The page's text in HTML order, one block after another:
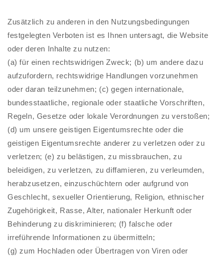
Zusätzlich zu anderen in den Nutzungsbedingungen
festgelegten Verboten ist es Ihnen untersagt, die Website
oder deren Inhalte zu nutzen:
(a) für einen rechtswidrigen Zweck; (b) um andere dazu
aufzufordern, rechtswidrige Handlungen vorzunehmen
oder daran teilzunehmen; (c) gegen internationale,
bundesstaatliche, regionale oder staatliche Vorschriften,
Regeln, Gesetze oder lokale Verordnungen zu verstoßen;
(d) um unsere geistigen Eigentumsrechte oder die
geistigen Eigentumsrechte anderer zu verletzen oder zu
verletzen; (e) zu belästigen, zu missbrauchen, zu
beleidigen, zu verletzen, zu diffamieren, zu verleumden,
herabzusetzen, einzuschüchtern oder aufgrund von
Geschlecht, sexueller Orientierung, Religion, ethnischer
Zugehörigkeit, Rasse, Alter, nationaler Herkunft oder
Behinderung zu diskriminieren; (f) falsche oder
irreführende Informationen zu übermitteln;
(g) zum Hochladen oder Übertragen von Viren oder